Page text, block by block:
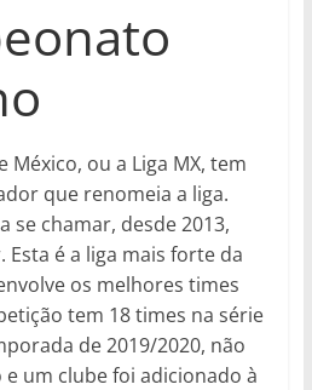
México, ou a Liga MX, tem
que renomeia a liga.
se chamar, desde 2013,
Esta é a liga mais forte da
os melhores times
tem 18 times na série
de 2019/2020, não
um clube foi adicionado à